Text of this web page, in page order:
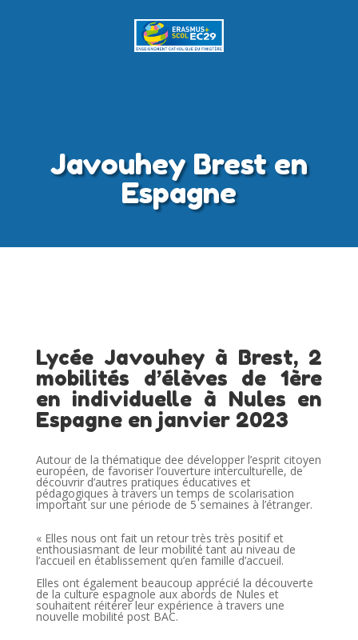
Javouhey Brest en
Espagne
Lycée Javouhey à Brest, 2
mobilités d’élèves de 1ère
en individuelle à Nules en
Espagne en janvier 2023
Autour de la thématique dee développer l’esprit citoyen
européen, de favoriser l’ouverture interculturelle, de
découvrir d’autres pratiques éducatives et
pédagogiques à travers un temps de scolarisation
important sur une période de 5 semaines à l’étranger.
« Elles nous ont fait un retour très très positif et
enthousiasmant de leur mobilité tant au niveau de
l’accueil en établissement qu’en famille d’accueil.
Elles ont également beaucoup apprécié la découverte
de la culture espagnole aux abords de Nules et
souhaitent réitérer leur expérience à travers une
nouvelle mobilité post BAC.